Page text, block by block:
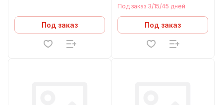
Под заказ
Под заказ 3/15/45 дней
Под заказ